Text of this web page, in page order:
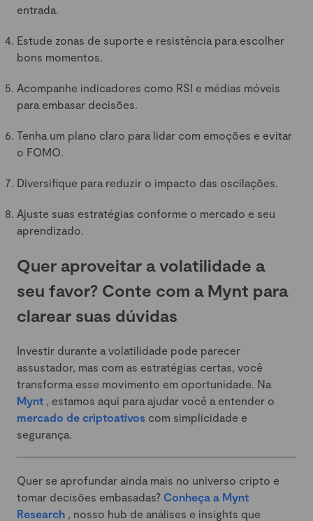
entrada.
Estude zonas de suporte e resistência para escolher
bons momentos.
Acompanhe indicadores como RSI e médias móveis
para embasar decisões.
Tenha um plano claro para lidar com emoções e evitar
o FOMO.
Diversifique para reduzir o impacto das oscilações.
Ajuste suas estratégias conforme o mercado e seu
aprendizado.
Quer aproveitar a volatilidade a
seu favor? Conte com a Mynt para
clarear suas dúvidas
Investir durante a volatilidade pode parecer
assustador, mas com as estratégias certas, você
transforma esse movimento em oportunidade. Na
Mynt , estamos aqui para ajudar você a entender o
mercado de criptoativos com simplicidade e
segurança.
Quer se aprofundar ainda mais no universo cripto e
tomar decisões embasadas? Conheça a Mynt
Research , nosso hub de análises e insights que